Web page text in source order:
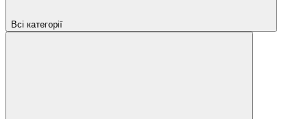
Всі категорії